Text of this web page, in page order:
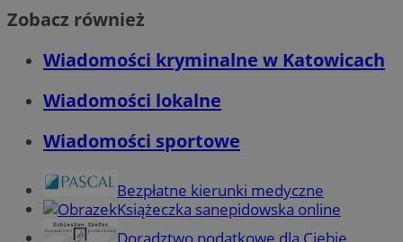
Zobacz również
Wiadomości kryminalne w Katowicach
Wiadomości lokalne
Wiadomości sportowe
Bezpłatne kierunki medyczne
Książeczka sanepidowska online